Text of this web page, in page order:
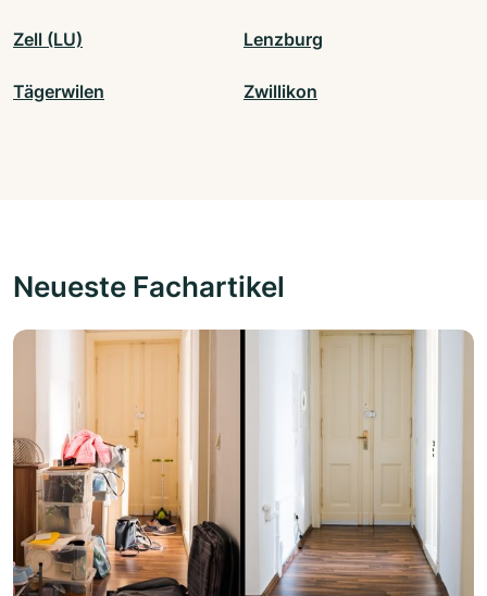
Zell (LU) Lenzburg
Tägerwilen Zwillikon
Neueste Fachartikel